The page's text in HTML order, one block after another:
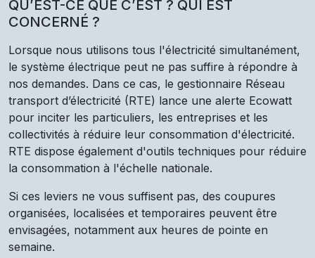
QU’EST-CE QUE C’EST ? QUI EST
CONCERNÉ ?
Lorsque nous utilisons tous l'électricité simultanément,
le système électrique peut ne pas suffire à répondre à
nos demandes. Dans ce cas, le gestionnaire Réseau
transport d’électricité (RTE) lance une alerte Ecowatt
pour inciter les particuliers, les entreprises et les
collectivités à réduire leur consommation d'électricité.
RTE dispose également d'outils techniques pour réduire
la consommation à l'échelle nationale.
Si ces leviers ne vous suffisent pas, des coupures
organisées, localisées et temporaires peuvent être
envisagées, notamment aux heures de pointe en
semaine.